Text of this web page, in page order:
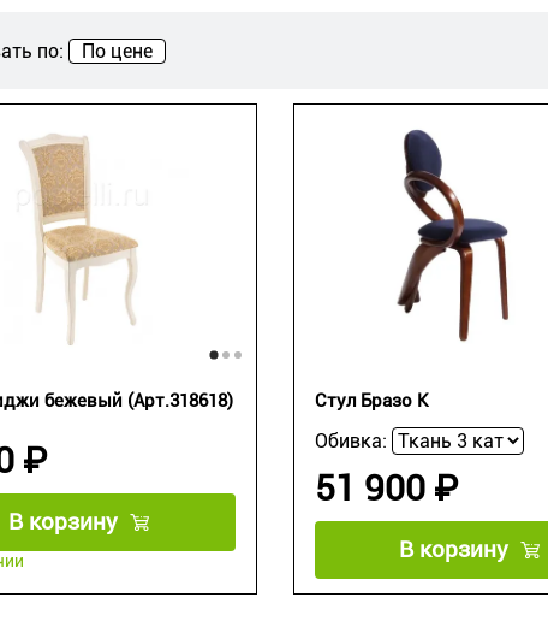
по: По цене
бежевый (Арт.318618)
₽
В корзину
Стул Бразо К
Обивка:
51 900 ₽
В корзину